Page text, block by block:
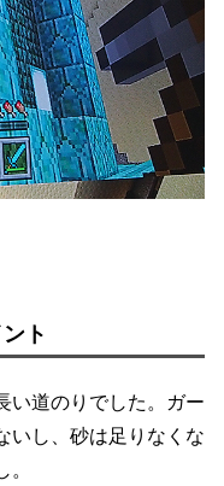
ト
い道のりでした。ガー
いし、砂は足りなくな